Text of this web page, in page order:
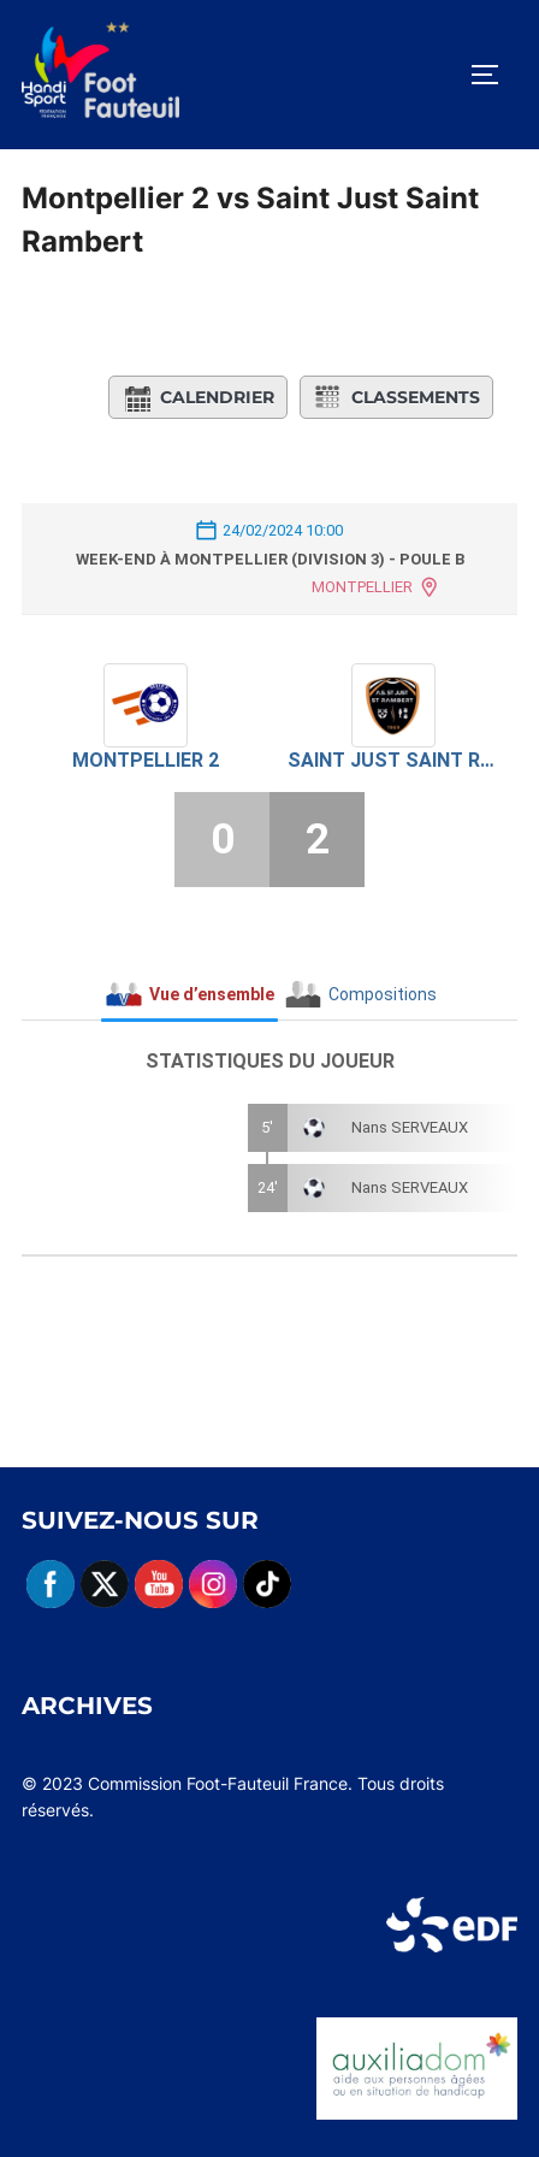
contenu
Montpellier 2 vs Saint Just Saint
Rambert
CALENDRIER CLASSEMENTS
24/02/2024 10:00
WEEK-END À MONTPELLIER (DIVISION 3) - POULE B
MONTPELLIER
MONTPELLIER 2 SAINT JUST SAINT RAMBERT
0 2
Vue d’ensemble Compositions
STATISTIQUES DU JOUEUR
5' Nans SERVEAUX
24' Nans SERVEAUX
SUIVEZ-NOUS SUR
ARCHIVES
© 2023 Commission Foot-Fauteuil France. Tous droits
réservés.